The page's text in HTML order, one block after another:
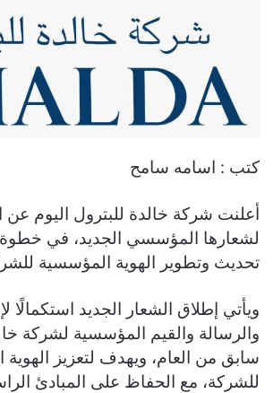
كتب : اسامه سامح
أعلنت شركة خالدة للبترول اليوم عن
لشعارها المؤسسي الجديد، في
تحديث وتطوير الهوية المؤسسية
ويأتي إطلاق الشعار الجديد استكمالًا
والرسالة والقيم المؤسسية لشركة
سابق من العام، ويهدف لتعزيز
للشركة، مع الحفاظ على المبادئ